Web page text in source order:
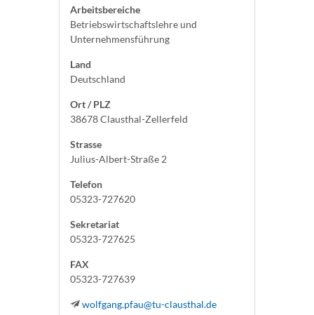
Arbeitsbereiche
Betriebswirtschaftslehre und
Unternehmensführung
Land
Deutschland
Ort / PLZ
38678 Clausthal-Zellerfeld
Strasse
Julius-Albert-Straße 2
Telefon
05323-727620
Sekretariat
05323-727625
FAX
05323-727639
wolfgang.pfau@tu-clausthal.de